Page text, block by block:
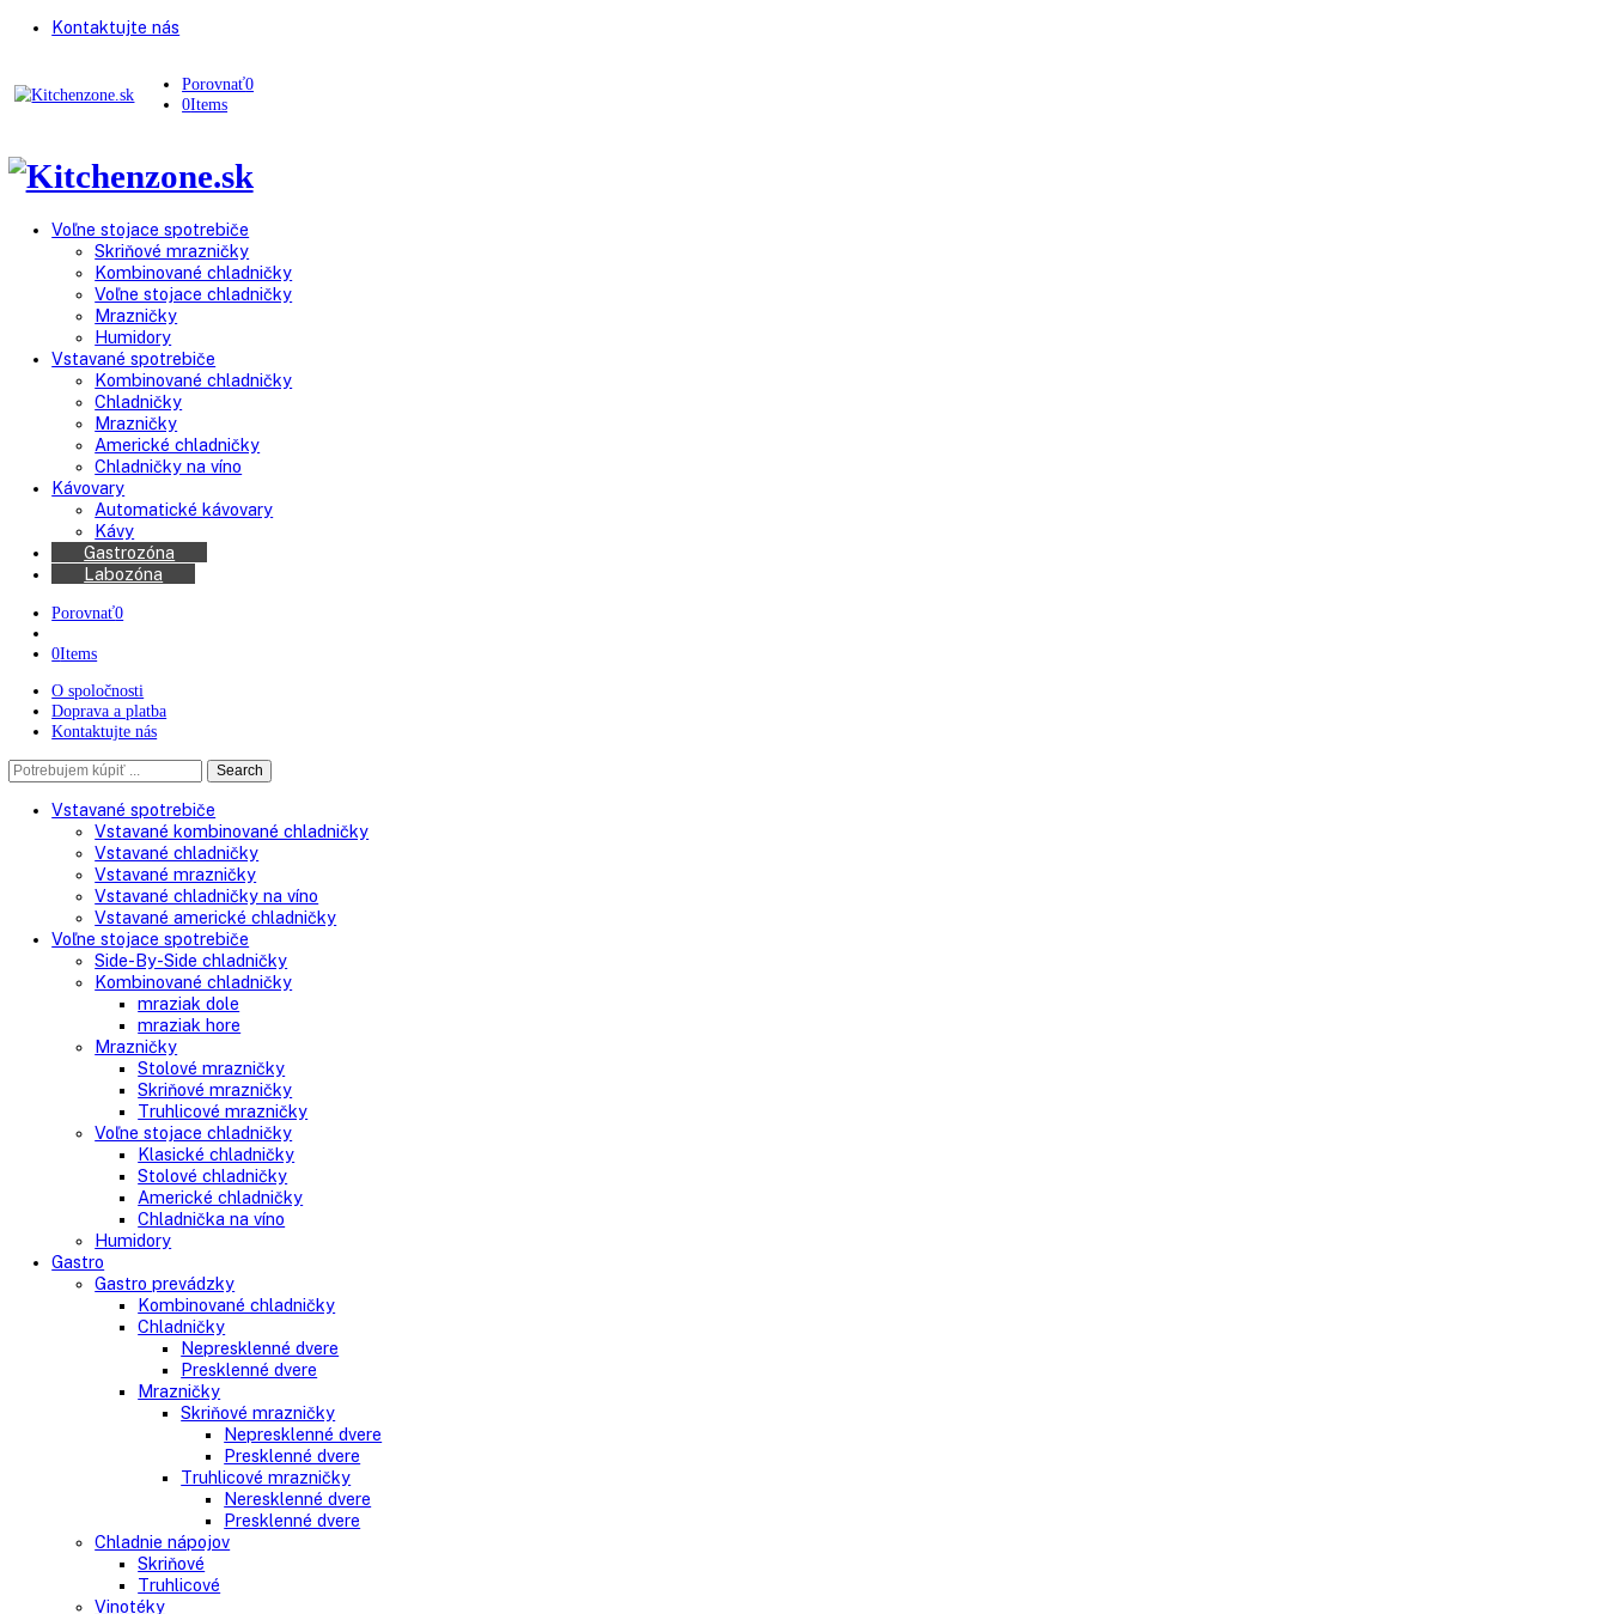
Kontaktujte nás
Porovnať
0Items
Voľne stojace spotrebiče
Skriňové mrazničky
Kombinované chladničky
Voľne stojace chladničky
Mrazničky
Humidory
Vstavané spotrebiče
Kombinované chladničky
Chladničky
Mrazničky
Americké chladničky
Chladničky na víno
Kávovary
Automatické kávovary
Kávy
Gastrozóna
Porovnať
0Items
O spoločnosti
Doprava a platba
Kontaktujte nás
Search
Vstavané spotrebiče
Vstavané kombinované chladničky
Vstavané chladničky
Vstavané mrazničky
Vstavané chladničky na víno
Vstavané americké chladničky
Voľne stojace spotrebiče
Side-By-Side chladničky
Kombinované chladničky
mraziak dole
mraziak hore
Mrazničky
Stolové mrazničky
Skriňové mrazničky
Truhlicové mrazničky
Klasické chladničky
Stolové chladničky
Americké chladničky
Chladnička na víno
Humidory
Gastro prevádzky
Kombinované chladničky
Chladničky
Nepresklenné dvere
Presklenné dvere
Mrazničky
Skriňové mrazničky